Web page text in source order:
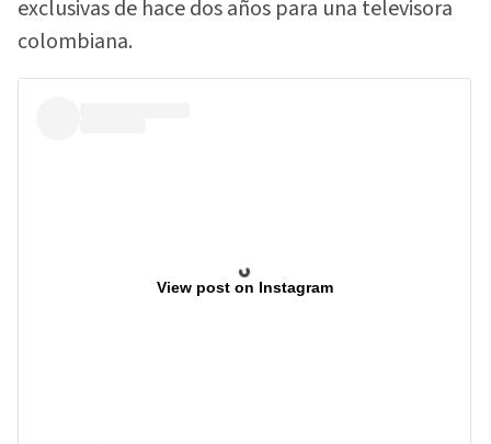
exclusivas de hace dos años para una televisora
colombiana.
View post on Instagram